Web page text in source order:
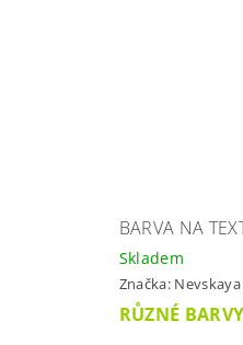
BARVA NA
Skladem
Značka:
RŮZNÉ BARVY